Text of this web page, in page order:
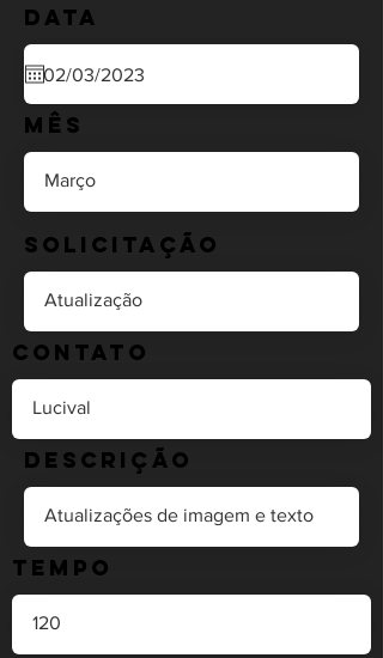
Data
Mês
Solicitação
Contato
Descrição
Tempo